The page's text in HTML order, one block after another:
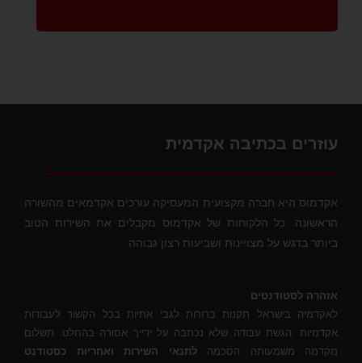
עוזרים בכתיבה אקדמית
אקדמוס היא חברה מקצועית המעסיקה עורכים אקדמאים מהשורה
הראשונה. כל הלקוחות של אקדמוס מקבלים את השירות הטוב
ביותר בדגש על מצויינות ושביעות רצון גבוהה.
אזהרה לסטודנטים
לאקדמיה בישראל תקנות ברורות לגבי אתיות בכל הקשור לעבודות
אקדמיות .הגשת עבודה שלא נכתבה על ידייך אסורה בהחלט. תשלום
מקדמה משמעותה הסכמהלתנאי השירות ואחריות כסטודנט